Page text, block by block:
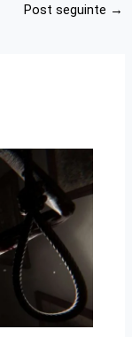
Post seguinte →